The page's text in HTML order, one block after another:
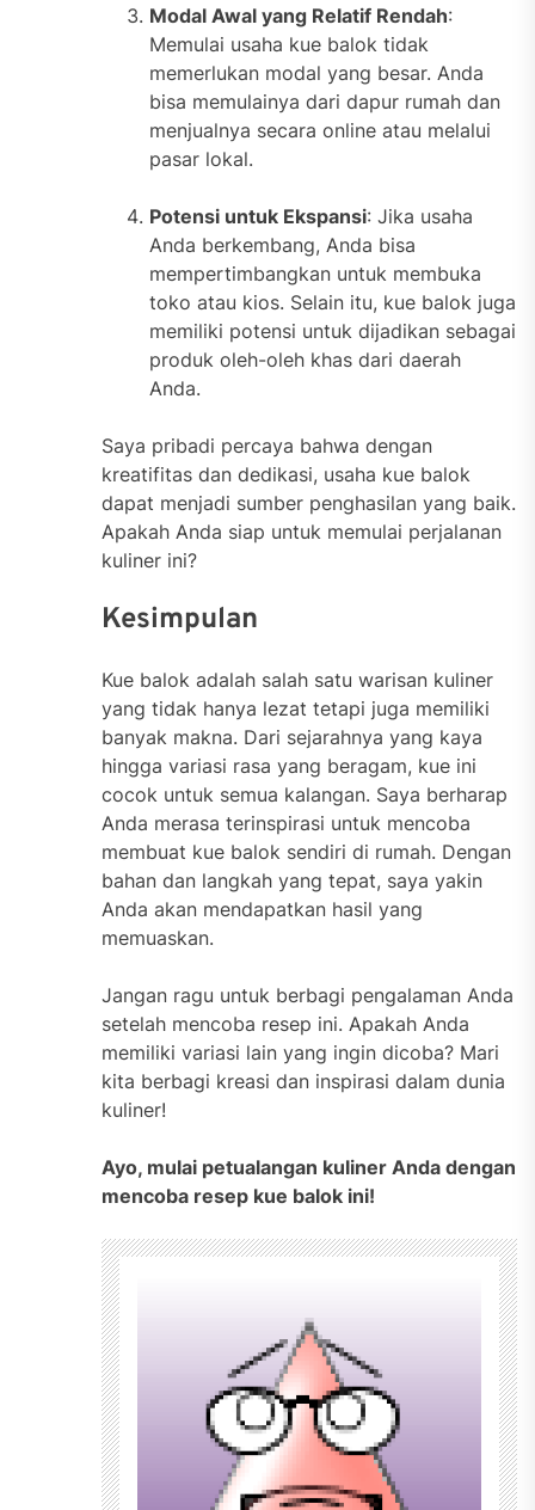
Modal Awal yang Relatif Rendah:
Memulai usaha kue balok tidak
memerlukan modal yang besar. Anda
bisa memulainya dari dapur rumah dan
menjualnya secara online atau melalui
pasar lokal.
Potensi untuk Ekspansi: Jika usaha
Anda berkembang, Anda bisa
mempertimbangkan untuk membuka
toko atau kios. Selain itu, kue balok juga
memiliki potensi untuk dijadikan sebagai
produk oleh-oleh khas dari daerah
Anda.
Saya pribadi percaya bahwa dengan
kreatifitas dan dedikasi, usaha kue balok
dapat menjadi sumber penghasilan yang baik.
Apakah Anda siap untuk memulai perjalanan
kuliner ini?
Kesimpulan
Kue balok adalah salah satu warisan kuliner
yang tidak hanya lezat tetapi juga memiliki
banyak makna. Dari sejarahnya yang kaya
hingga variasi rasa yang beragam, kue ini
cocok untuk semua kalangan. Saya berharap
Anda merasa terinspirasi untuk mencoba
membuat kue balok sendiri di rumah. Dengan
bahan dan langkah yang tepat, saya yakin
Anda akan mendapatkan hasil yang
memuaskan.
Jangan ragu untuk berbagi pengalaman Anda
setelah mencoba resep ini. Apakah Anda
memiliki variasi lain yang ingin dicoba? Mari
kita berbagi kreasi dan inspirasi dalam dunia
kuliner!
Ayo, mulai petualangan kuliner Anda dengan
mencoba resep kue balok ini!